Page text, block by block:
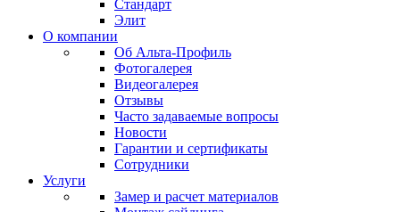
Стандарт
Элит
О компании
Об Альта-Профиль
Фотогалерея
Видеогалерея
Отзывы
Часто задаваемые вопросы
Новости
Гарантии и сертификаты
Сотрудники
Услуги
Замер и расчет материалов